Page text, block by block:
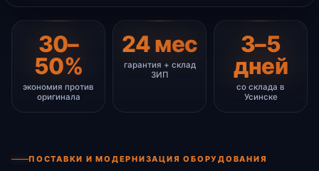
30–
50%
экономия против
оригинала
24 мес
гарантия + склад
ЗИП
3–5
дней
со склада в
Усинске
ПОСТАВКИ И МОДЕРНИЗАЦИЯ ОБОРУДОВАНИЯ